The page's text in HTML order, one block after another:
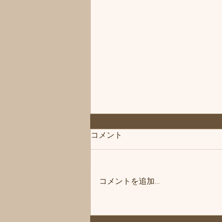
◆「お知らせ」練馬髪質改善
容院シフィ(sihui)
トメント＆ヘッドスパ練馬専門サ
ロン/練馬美容室、練馬美容院シ
コメント
コメントを追加…